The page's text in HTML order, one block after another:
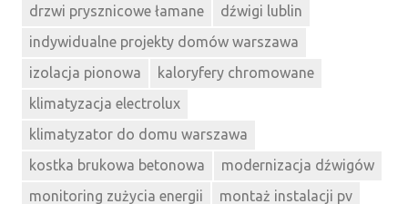
drzwi prysznicowe łamane
dźwigi lublin
indywidualne projekty domów warszawa
izolacja pionowa
kaloryfery chromowane
klimatyzacja electrolux
klimatyzator do domu warszawa
kostka brukowa betonowa
modernizacja dźwigów
monitoring zużycia energii
montaż instalacji pv